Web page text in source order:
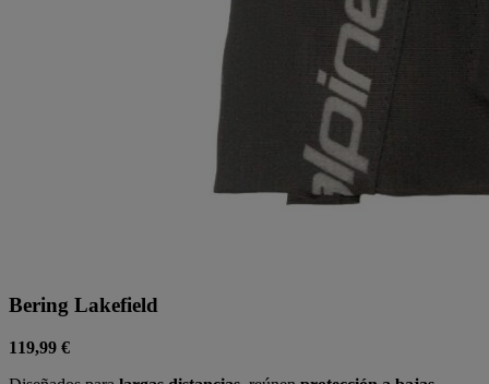
Bering Lakefield
119,99 €